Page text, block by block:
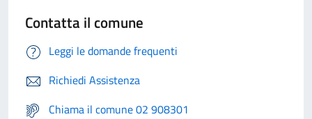
Contatta il comune
Leggi le domande frequenti
Richiedi Assistenza
Chiama il comune 02 908301